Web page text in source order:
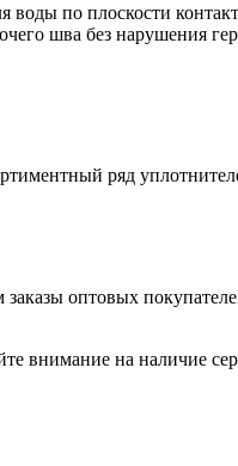
по плоскости
шва без нарушения
ряд
оптовых
внимание на наличие